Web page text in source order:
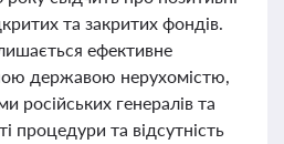
та закритих фондів.
ефективне
державою нерухомістю,
російських генералів та
процедури та відсутність